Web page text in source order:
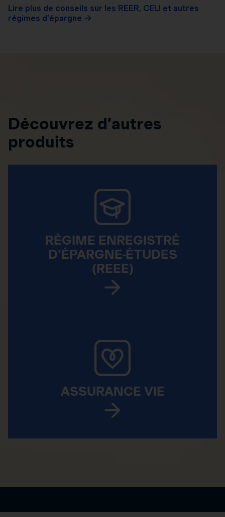
Lire plus de conseils sur les REER, CELI et autres
régimes d'épargne
Découvrez d’autres
produits
RÉGIME ENREGISTRÉ
D'ÉPARGNE-ÉTUDES
(REEE)
ASSURANCE VIE